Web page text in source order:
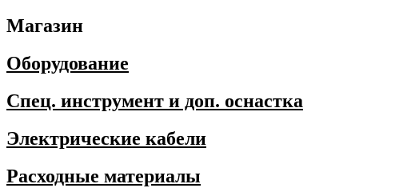
Магазин
Оборудование
Спец. инструмент и доп. оснастка
Электрические кабели
Расходные материалы